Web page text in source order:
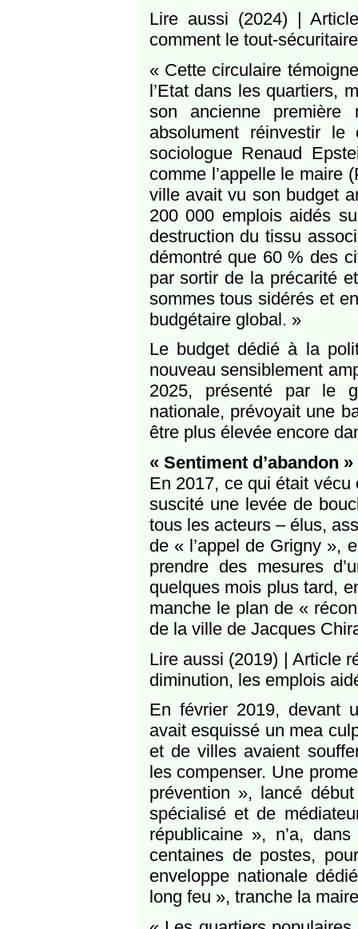
Lire aussi (2024) |
comment le tout-
« Cette circulaire
l’Etat dans les quartiers,
son ancienne première
absolument réinvestir
sociologue Renaud
comme l’appelle le maire
ville avait vu son budget
200 000 emplois aidés
destruction du tissu
démontré que 60 % des
par sortir de la précarité
sommes tous sidérés et
budgétaire global. »
Le budget dédié à la
nouveau sensiblement
2025, présenté par le
nationale, prévoyait une
être plus élevée encore
« Sentiment d’abandon »
En 2017, ce qui était
suscité une levée de
tous les acteurs – élus,
de « l’appel de Grigny »,
prendre des mesures
quelques mois plus tard,
manche le plan de «
de la ville de Jacques
Lire aussi (2019) | Article
diminution, les emplois
En février 2019, devant
avait esquissé un mea
et de villes avaient
les compenser. Une
prévention », lancé
spécialisé et de
républicaine », n’a,
centaines de postes,
enveloppe nationale
long feu », tranche la